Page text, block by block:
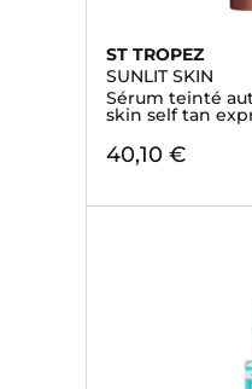
ST TROPEZ
SUNLIT SKIN
Sérum teinté
skin self tan
40,10 €